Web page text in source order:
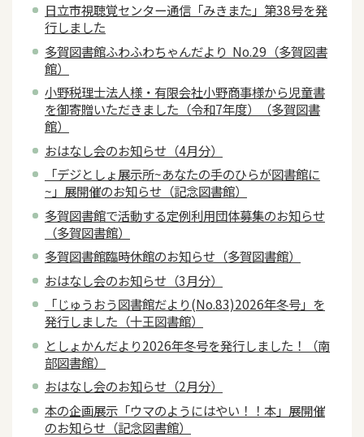
日立市視聴覚センター通信「みきまた」第38号を発
行しました
多賀図書館ふわふわちゃんだより No.29（多賀図書
館）
小野税理士法人様・有限会社小野商事様から児童書
を御寄贈いただきました（令和7年度）（多賀図書
館）
おはなし会のお知らせ（4月分）
「デジとしょ展示所~あなたの手のひらが図書館に
~」展開催のお知らせ（記念図書館）
多賀図書館で活動する定例利用団体募集のお知らせ
（多賀図書館）
多賀図書館臨時休館のお知らせ（多賀図書館）
おはなし会のお知らせ（3月分）
「じゅうおう図書館だより(No.83)2026年冬号」を
発行しました（十王図書館）
としょかんだより2026年冬号を発行しました！（南
部図書館）
おはなし会のお知らせ（2月分）
本の企画展示「ウマのようにはやい！！本」展開催
のお知らせ（記念図書館）